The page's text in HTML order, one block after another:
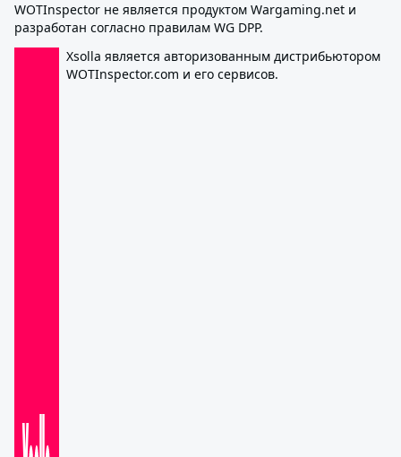
WOTInspector не является продуктом Wargaming.net и
разработан согласно правилам WG DPP.
Xsolla является авторизованным дистрибьютором
WOTInspector.com и его сервисов.